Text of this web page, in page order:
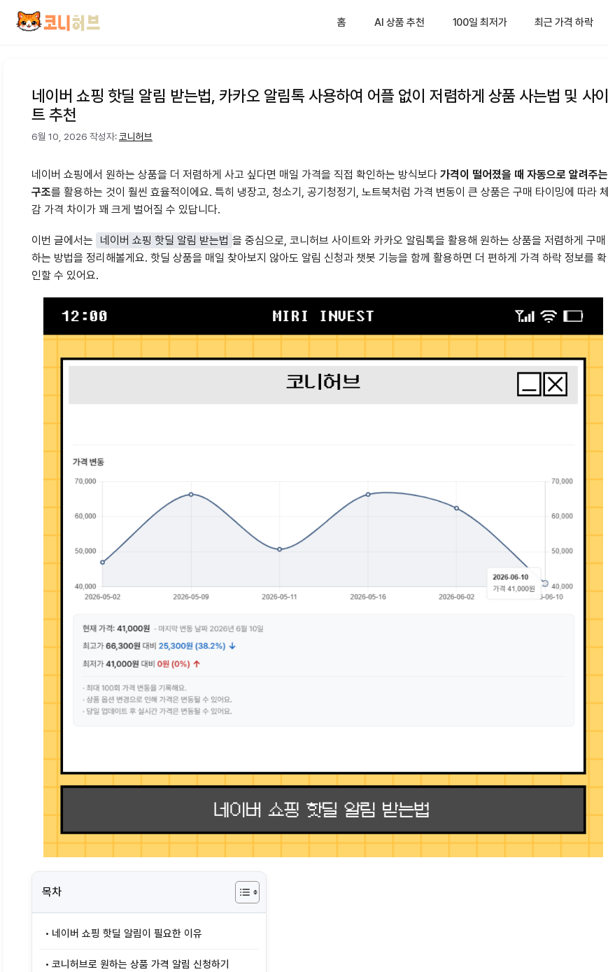
홈 AI 상품 추천 100일 최저가 최근 가격 하락
네이버 쇼핑 핫딜 알림 받는법, 카카오 알림톡 사용하여 어플 없이 저렴하게 상품 사는법 및 사이
트 추천
6월 10, 2026 작성자: 코니허브
네이버 쇼핑에서 원하는 상품을 더 저렴하게 사고 싶다면 매일 가격을 직접 확인하는 방식보다 가격이 떨어졌을 때 자동으로 알려주는
구조를 활용하는 것이 훨씬 효율적이에요. 특히 냉장고, 청소기, 공기청정기, 노트북처럼 가격 변동이 큰 상품은 구매 타이밍에 따라 체
감 가격 차이가 꽤 크게 벌어질 수 있답니다.
이번 글에서는 네이버 쇼핑 핫딜 알림 받는법 을 중심으로, 코니허브 사이트와 카카오 알림톡을 활용해 원하는 상품을 저렴하게 구매
하는 방법을 정리해볼게요. 핫딜 상품을 매일 찾아보지 않아도 알림 신청과 챗봇 기능을 함께 활용하면 더 편하게 가격 하락 정보를 확
인할 수 있어요.
목차
네이버 쇼핑 핫딜 알림이 필요한 이유
코니허브로 원하는 상품 가격 알림 신청하기